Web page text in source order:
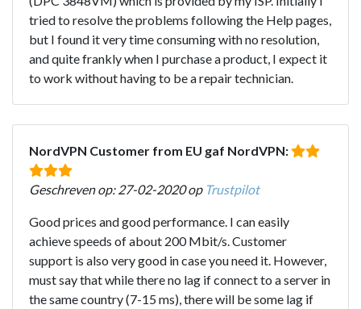
tried to resolve the problems following the Help pages,
but I found it very time consuming with no resolution,
and quite frankly when I purchase a product, I expect it
to work without having to be a repair technician.
NordVPN Customer from EU gaf NordVPN:
Geschreven op: 27-02-2020 op Trustpilot
Good prices and good performance. I can easily
achieve speeds of about 200 Mbit/s. Customer
support is also very good in case you need it. However,
must say that while there no lag if connect to a server in
the same country (7-15 ms), there will be some lag if